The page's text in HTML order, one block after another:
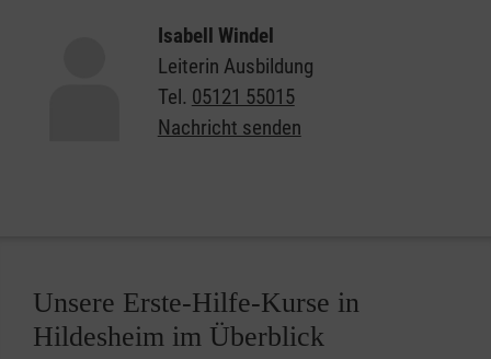
Isabell Windel
Leiterin Ausbildung
Tel. 05121 55015
Nachricht senden
Unsere Erste-Hilfe-Kurse in
Hildesheim im Überblick